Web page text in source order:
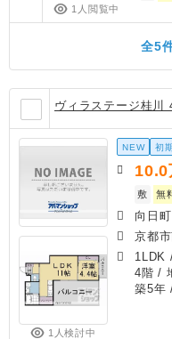
1人閲覧中
全5
ヴィラステージ桂川
1人検討中
NEW 初
10.0
敷
無
向日
京都
1LDK
4階 /
築5年